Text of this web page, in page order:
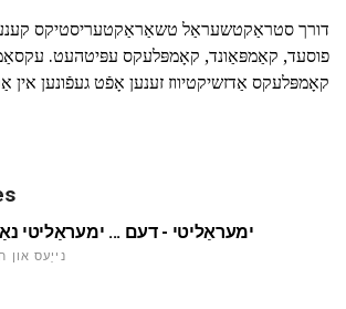
דורך סטראַקטשעראַל טשאַראַקטעריסטיקס קענען
פוסעד, קאַמפּאַונד, קאָמפּלעקס עפּיטהעט.
קאָמפּלעקס אַדזשיקטיווז זענען אָפֿט געפֿונען
ימעראַליטי - דעם ... ימעראַליטי
נייַעס און